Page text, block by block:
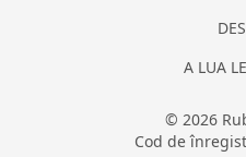
A LUA
© 2026
Cod de